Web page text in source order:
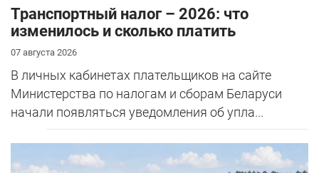
Транспортный налог – 2026: что
изменилось и сколько платить
07 августа 2026
В личных кабинетах плательщиков на сайте
Министерства по налогам и сборам Беларуси
начали появляться уведомления об упла...